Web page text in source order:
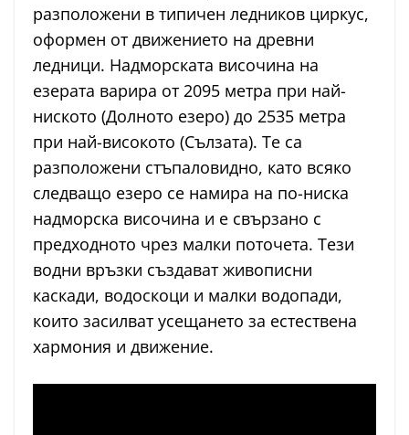
разположени в типичен ледников циркус,
оформен от движението на древни
ледници. Надморската височина на
езерата варира от 2095 метра при най-
ниското (Долното езеро) до 2535 метра
при най-високото (Сълзата). Те са
разположени стъпаловидно, като всяко
следващо езеро се намира на по-ниска
надморска височина и е свързано с
предходното чрез малки поточета. Тези
водни връзки създават живописни
каскади, водоскоци и малки водопади,
които засилват усещането за естествена
хармония и движение.